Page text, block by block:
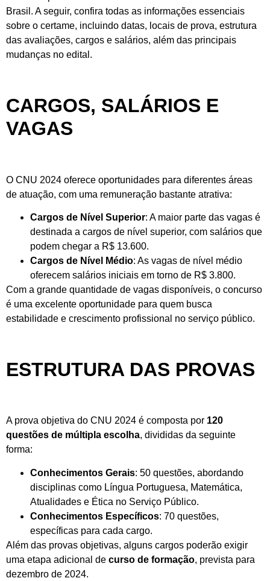
Brasil. A seguir, confira todas as informações essenciais
sobre o certame, incluindo datas, locais de prova, estrutura
das avaliações, cargos e salários, além das principais
mudanças no edital.
CARGOS, SALÁRIOS E
VAGAS
O CNU 2024 oferece oportunidades para diferentes áreas
de atuação, com uma remuneração bastante atrativa:
Cargos de Nível Superior: A maior parte das vagas é
destinada a cargos de nível superior, com salários que
podem chegar a R$ 13.600.
Cargos de Nível Médio: As vagas de nível médio
oferecem salários iniciais em torno de R$ 3.800.
Com a grande quantidade de vagas disponíveis, o concurso
é uma excelente oportunidade para quem busca
estabilidade e crescimento profissional no serviço público.
ESTRUTURA DAS PROVAS
A prova objetiva do CNU 2024 é composta por 120
questões de múltipla escolha, divididas da seguinte
forma:
Conhecimentos Gerais: 50 questões, abordando
disciplinas como Língua Portuguesa, Matemática,
Atualidades e Ética no Serviço Público.
Conhecimentos Específicos: 70 questões,
específicas para cada cargo.
Além das provas objetivas, alguns cargos poderão exigir
uma etapa adicional de curso de formação, prevista para
dezembro de 2024.